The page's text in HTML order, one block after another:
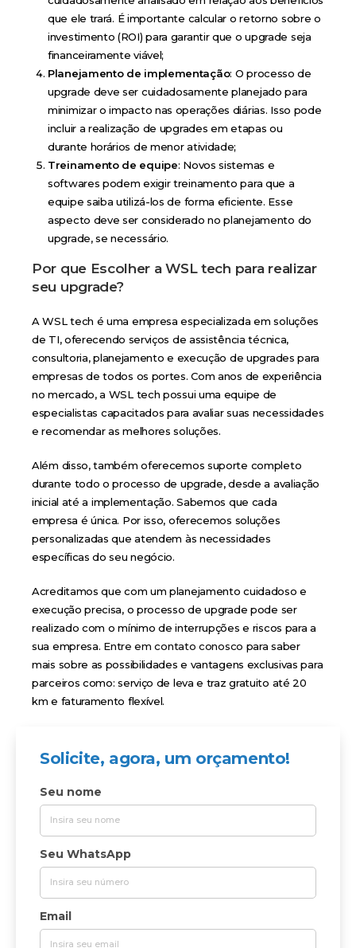
que ele trará. É importante calcular o retorno sobre o
investimento (ROI) para garantir que o upgrade seja
financeiramente viável;
Planejamento de implementação: O processo de
upgrade deve ser cuidadosamente planejado para
minimizar o impacto nas operações diárias. Isso pode
incluir a realização de upgrades em etapas ou
durante horários de menor atividade;
Treinamento de equipe: Novos sistemas e
softwares podem exigir treinamento para que a
equipe saiba utilizá-los de forma eficiente. Esse
aspecto deve ser considerado no planejamento do
upgrade, se necessário.
Por que Escolher a WSL tech para realizar
seu upgrade?
A WSL tech é uma empresa especializada em soluções
de TI, oferecendo serviços de assistência técnica,
consultoria, planejamento e execução de upgrades para
empresas de todos os portes. Com anos de experiência
no mercado, a WSL tech possui uma equipe de
especialistas capacitados para avaliar suas necessidades
e recomendar as melhores soluções.
Além disso, também oferecemos suporte completo
durante todo o processo de upgrade, desde a avaliação
inicial até a implementação. Sabemos que cada
empresa é única. Por isso, oferecemos soluções
personalizadas que atendem às necessidades
específicas do seu negócio.
Acreditamos que com um planejamento cuidadoso e
execução precisa, o processo de upgrade pode ser
realizado com o mínimo de interrupções e riscos para a
sua empresa. Entre em contato conosco para saber
mais sobre as possibilidades e vantagens exclusivas para
parceiros como: serviço de leva e traz gratuito até 20
km e faturamento flexível.
Solicite, agora, um orçamento!
Seu nome
Seu WhatsApp
Email